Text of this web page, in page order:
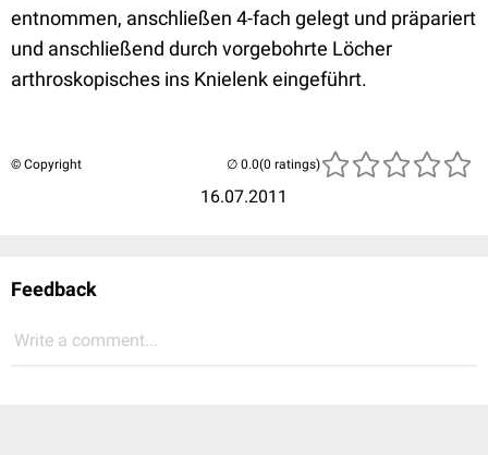
entnommen, anschließen 4-fach gelegt und präpariert
und anschließend durch vorgebohrte Löcher
arthroskopisches ins Knielenk eingeführt.
© Copyright
16.07.2011
(0 ratings)
Feedback
Write a comment...